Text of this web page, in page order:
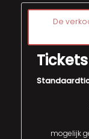
De
Tickets
mogelijk